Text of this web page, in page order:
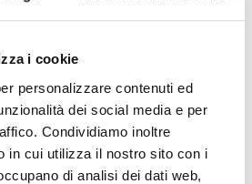
i cookie
personalizzare contenuti ed
dei social media e per
Condividiamo inoltre
in cui utilizza il nostro sito con i
di analisi dei dati web,
scuole, comuni, enti del Terzo
o animazione territoriale.